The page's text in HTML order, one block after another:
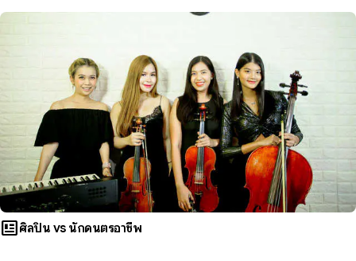
newsmodeศิลปิน vs นักดนตรีอาชีพ